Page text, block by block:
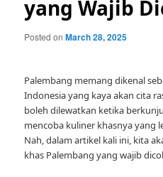
yang Wajib
Posted onMarch 28, 2025
Palembang memang dikenal
Indonesia yang kaya akan cita
boleh dilewatkan ketika
mencoba kuliner khasnya yang
Nah, dalam artikel kali ini, kita
khas Palembang yang wajib